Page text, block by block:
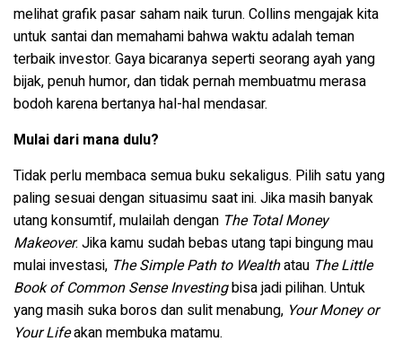
melihat grafik pasar saham naik turun. Collins mengajak kita
untuk santai dan memahami bahwa waktu adalah teman
terbaik investor. Gaya bicaranya seperti seorang ayah yang
bijak, penuh humor, dan tidak pernah membuatmu merasa
bodoh karena bertanya hal-hal mendasar.
Mulai dari mana dulu?
Tidak perlu membaca semua buku sekaligus. Pilih satu yang
paling sesuai dengan situasimu saat ini. Jika masih banyak
utang konsumtif, mulailah dengan The Total Money
Makeover. Jika kamu sudah bebas utang tapi bingung mau
mulai investasi, The Simple Path to Wealthatau The Little
Book of Common Sense Investingbisa jadi pilihan. Untuk
yang masih suka boros dan sulit menabung, Your Money or
Your Lifeakan membuka matamu.